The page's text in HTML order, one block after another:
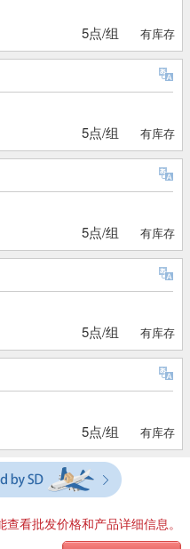
5点/组 有库存
5点/组 有库存
5点/组 有库存
5点/组 有库存
5点/组 有库存
看批发价格和产品详细信息。